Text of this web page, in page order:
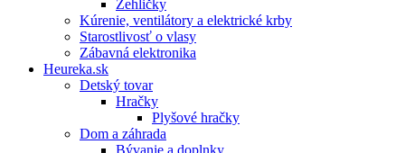
Žehličky
Kúrenie, ventilátory a elektrické krby
Starostlivosť o vlasy
Zábavná elektronika
Heureka.sk
Detský tovar
Hračky
Plyšové hračky
Dom a záhrada
Bývanie a doplnky